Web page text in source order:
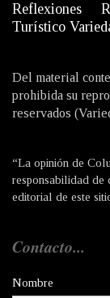
Reflexiones
Turístico
Del material
prohibida su
reservados
“La opinión de
responsabilidad de
editorial de este
Contacto...
Nombre